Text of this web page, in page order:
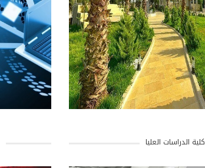
كلية الدراسات العليا